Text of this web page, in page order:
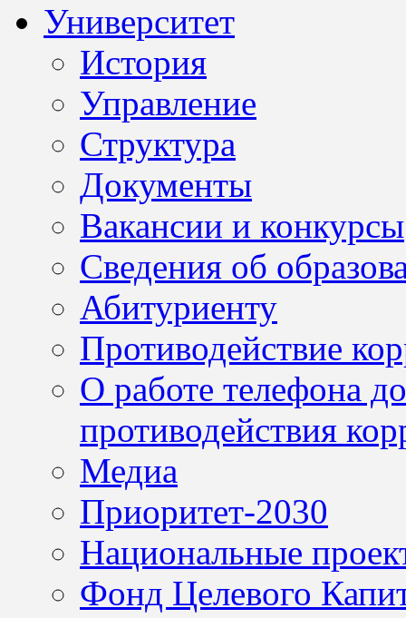
Университет
История
Управление
Структура
Документы
Вакансии и конкурсы
Сведения об
Абитуриенту
Противодействие
О работе телефона
противодействия
Медиа
Приоритет-2030
Национальные
Фонд Целевого